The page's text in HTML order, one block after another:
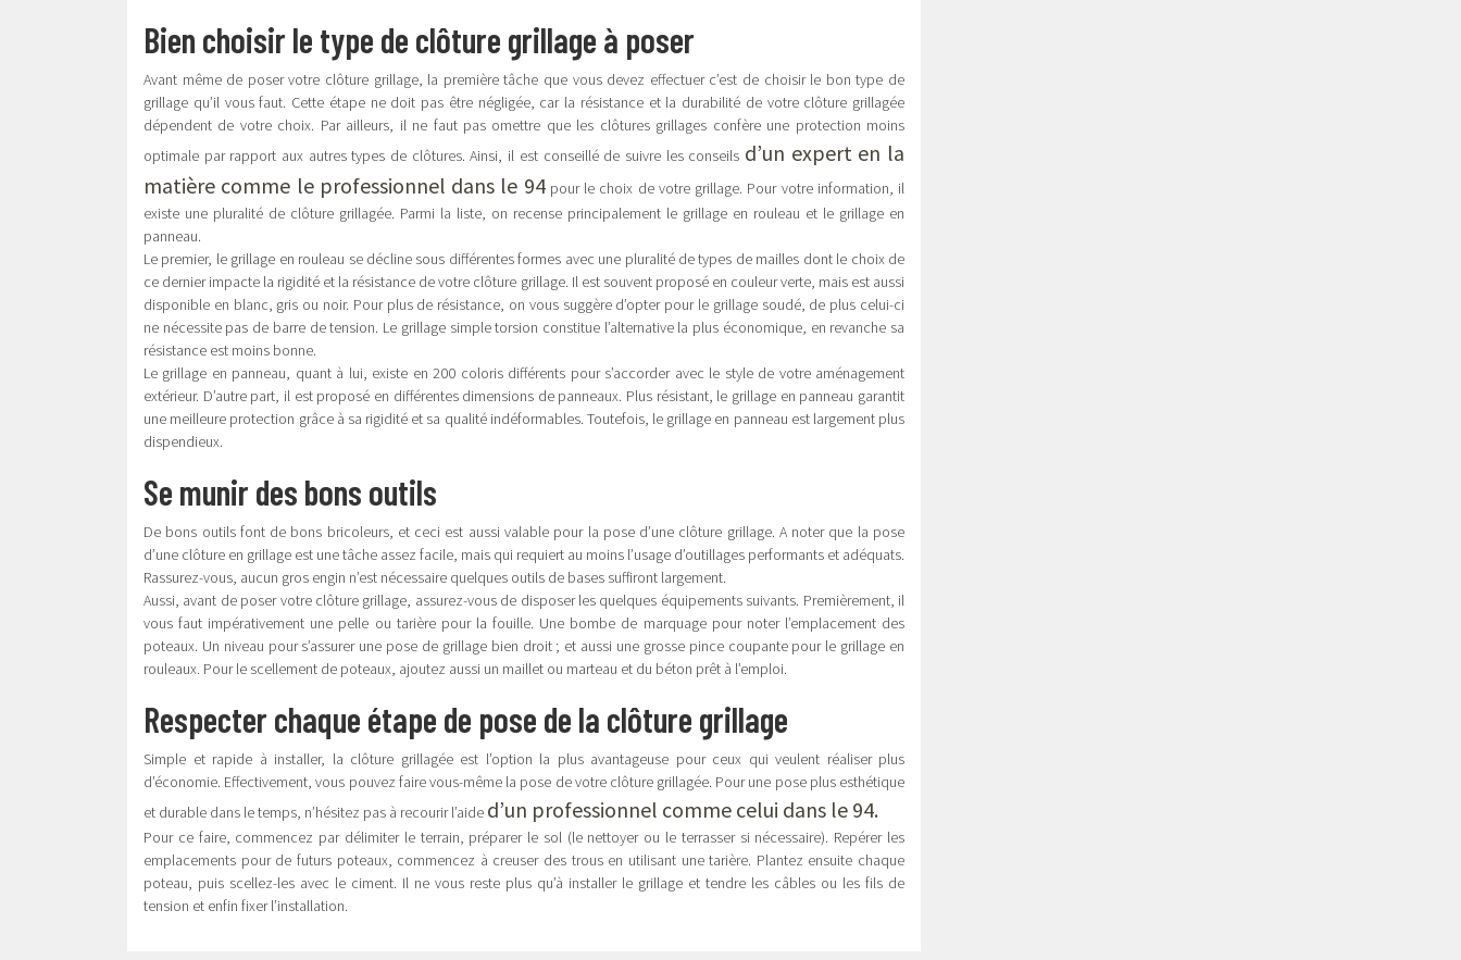
Bien choisir le type de clôture grillage à poser
Avant même de poser votre clôture grillage, la première tâche que vous devez effectuer c’est de choisir le bon type de
grillage qu’il vous faut. Cette étape ne doit pas être négligée, car la résistance et la durabilité de votre clôture grillagée
dépendent de votre choix. Par ailleurs, il ne faut pas omettre que les clôtures grillages confère une protection moins
optimale par rapport aux autres types de clôtures. Ainsi, il est conseillé de suivre les conseils d’un expert en la
matière comme le professionnel dans le 94pour le choix de votre grillage. Pour votre information, il
existe une pluralité de clôture grillagée. Parmi la liste, on recense principalement le grillage en rouleau et le grillage en
panneau.
Le premier, le grillage en rouleau se décline sous différentes formes avec une pluralité de types de mailles dont le choix de
ce dernier impacte la rigidité et la résistance de votre clôture grillage. Il est souvent proposé en couleur verte, mais est aussi
disponible en blanc, gris ou noir. Pour plus de résistance, on vous suggère d’opter pour le grillage soudé, de plus celui-ci
ne nécessite pas de barre de tension. Le grillage simple torsion constitue l’alternative la plus économique, en revanche sa
résistance est moins bonne.
Le grillage en panneau, quant à lui, existe en 200 coloris différents pour s’accorder avec le style de votre aménagement
extérieur. D’autre part, il est proposé en différentes dimensions de panneaux. Plus résistant, le grillage en panneau garantit
une meilleure protection grâce à sa rigidité et sa qualité indéformables. Toutefois, le grillage en panneau est largement plus
dispendieux.
Se munir des bons outils
De bons outils font de bons bricoleurs, et ceci est aussi valable pour la pose d’une clôture grillage. A noter que la pose
d’une clôture en grillage est une tâche assez facile, mais qui requiert au moins l’usage d’outillages performants et adéquats.
Rassurez-vous, aucun gros engin n’est nécessaire quelques outils de bases suffiront largement.
Aussi, avant de poser votre clôture grillage, assurez-vous de disposer les quelques équipements suivants. Premièrement, il
vous faut impérativement une pelle ou tarière pour la fouille. Une bombe de marquage pour noter l’emplacement des
poteaux. Un niveau pour s’assurer une pose de grillage bien droit ; et aussi une grosse pince coupante pour le grillage en
rouleaux. Pour le scellement de poteaux, ajoutez aussi un maillet ou marteau et du béton prêt à l’emploi.
Respecter chaque étape de pose de la clôture grillage
Simple et rapide à installer, la clôture grillagée est l’option la plus avantageuse pour ceux qui veulent réaliser plus
d’économie. Effectivement, vous pouvez faire vous-même la pose de votre clôture grillagée. Pour une pose plus esthétique
et durable dans le temps, n’hésitez pas à recourir l’aide d’un professionnel comme celui dans le 94.
Pour ce faire, commencez par délimiter le terrain, préparer le sol (le nettoyer ou le terrasser si nécessaire). Repérer les
emplacements pour de futurs poteaux, commencez à creuser des trous en utilisant une tarière. Plantez ensuite chaque
poteau, puis scellez-les avec le ciment. Il ne vous reste plus qu’à installer le grillage et tendre les câbles ou les fils de
tension et enfin fixer l’installation.